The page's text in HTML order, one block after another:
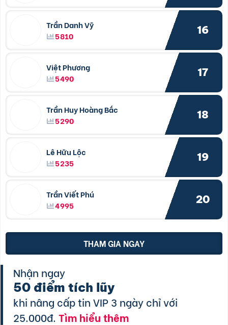
Trần Danh Vỹ
5810
16
Việt Phương
5490
17
Trần Huy Hoàng Bắc
5290
18
Lê Hữu Lộc
5235
19
Trần Viết Phú
4995
20
THAM GIA NGAY
Nhận ngay
50 điểm tích lũy
khi nâng cấp tin VIP 3 ngày chỉ với
25.000đ.Tìm hiểu thêm